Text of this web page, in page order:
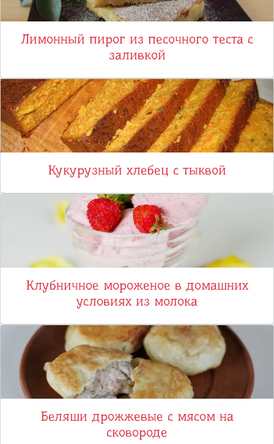
Лимонный пирог из песочного теста с
заливкой
Кукурузный хлебец с тыквой
Клубничное мороженое в домашних
условиях из молока
Беляши дрожжевые с мясом на
сковороде